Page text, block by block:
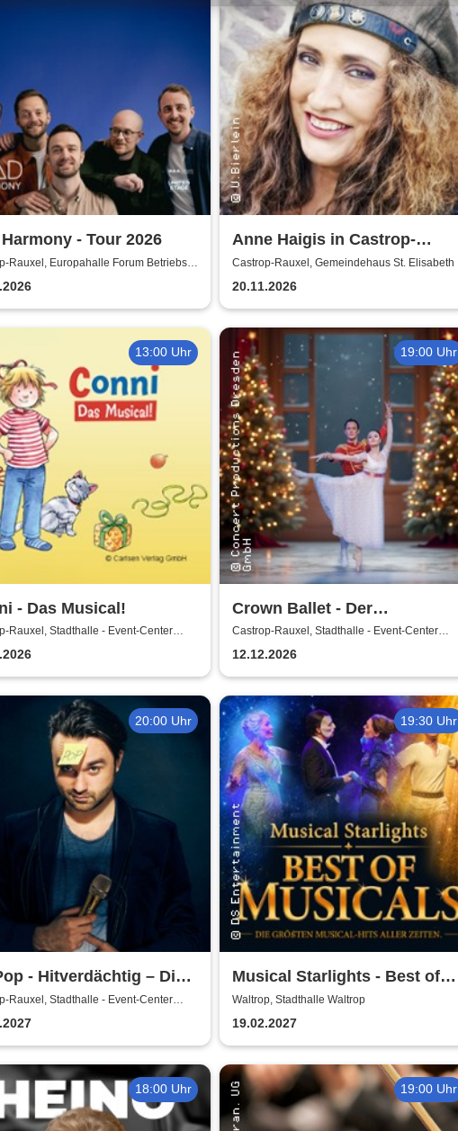
- Tour 2026
Rauxel, Europahalle Forum Betriebs-
Anne Haigis in Castrop-
Rauxel - Vorprogramm: Lisa
Holtkamp
Castrop-Rauxel, Gemeindehaus St. Elisabeth
20.11.2026
13:00 Uhr
- Das Musical!
Rauxel, Stadthalle - Event-Center
Rauxel
19:00 Uhr
Crown Ballet - Der
Nussknacker
Castrop-Rauxel, Stadthalle - Event-Center
Castrop-Rauxel
12.12.2026
20:00 Uhr
- Hitverdächtig – Die
Comedy-Stand-up-
- (ständig aktualisiert)
Rauxel, Stadthalle - Event-Center
19:30 Uhr
Musical Starlights - Best of
Musicals
Waltrop, Stadthalle Waltrop
19.02.2027
18:00 Uhr 19:00 Uhr